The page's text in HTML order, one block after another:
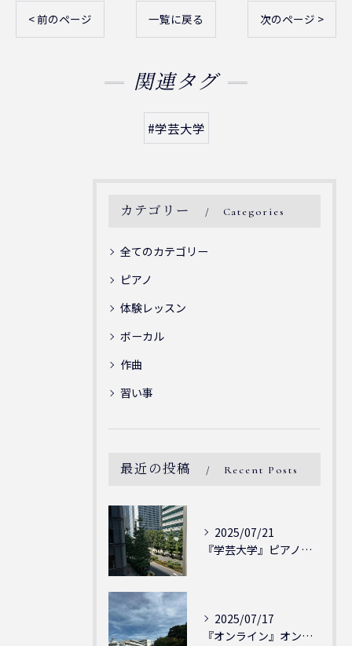
< 前のページ 一覧に戻る 次のページ >
関連タグ
#学芸大学
カテゴリー Categories
全てのカテゴリー
ピアノ
体験レッスン
ボーカル
作曲
習い事
最近の投稿 Recent Posts
2025/07/21
『学芸大学』ピアノを弾ける喜び - シェリー・アーツ音楽教室...
2025/07/17
『オンライン』オンラインの会員様大募集中！シェリー・アーツ音...